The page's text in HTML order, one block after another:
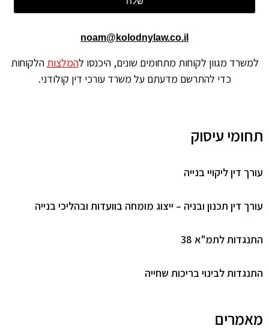
noam@kolodnylaw.co.il
מגוון לקוחות מתחומים שונים, היכנסו להמלצותהלקוחות
כדי להתרשם מדעתם על משרד עורכי דין קולודני.
עיסוק
דין ליקויי בנייה
דין תכנון ובניה – ייצוג מומחה בוועדות ובהליכי בנייה
לתמ"א 38
לבינוי בריכות שחייה